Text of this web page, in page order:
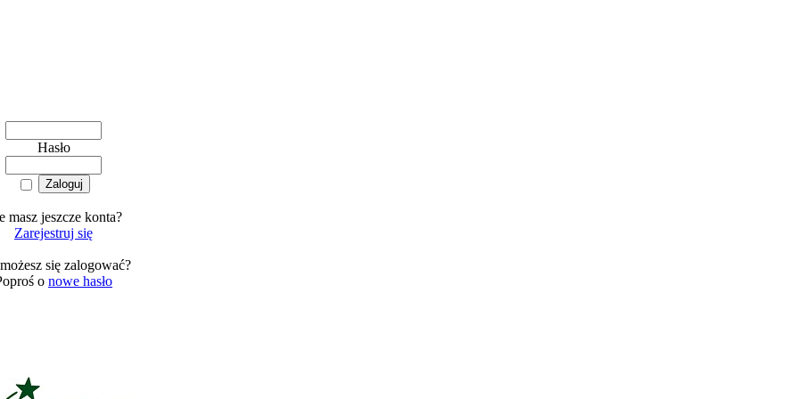
Hasło
masz jeszcze konta?
Zarejestruj się
się zalogować?
o nowe hasło